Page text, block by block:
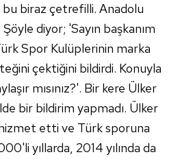
biraz çetrefilli. Anadolu
diyor; 'Sayın başkanım
Spor Kulüplerinin marka
çektiğini bildirdi. Konuyla
mısınız?'. Bir kere Ülker
bir bildirim yapmadı. Ülker
etti ve Türk sporuna
yıllarda, 2014 yılında da